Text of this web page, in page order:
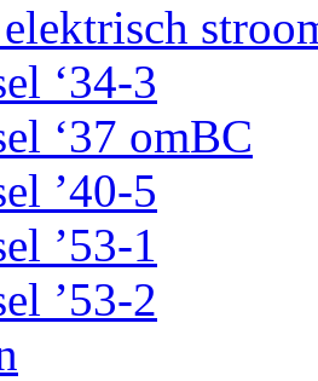
‘34-3
‘37 omBC
’40-5
’53-1
’53-2